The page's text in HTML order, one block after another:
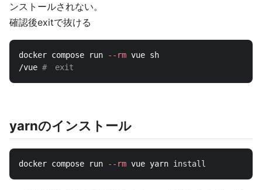
ンストールされない。
確認後exitで抜ける
docker compose run --rm vue sh
/vue #　exit
yarnのインストール
docker compose run --rm vue yarn install